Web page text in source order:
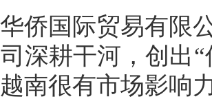
国际贸易有限公
深耕干河，创出
南很有市场影响